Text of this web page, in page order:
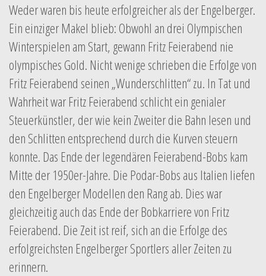
Weder waren bis heute erfolgreicher als der Engelberger.
Ein einziger Makel blieb: Obwohl an drei Olympischen
Winterspielen am Start, gewann Fritz Feierabend nie
olympisches Gold. Nicht wenige schrieben die Erfolge von
Fritz Feierabend seinen „Wunderschlitten“ zu. In Tat und
Wahrheit war Fritz Feierabend schlicht ein genialer
Steuerkünstler, der wie kein Zweiter die Bahn lesen und
den Schlitten entsprechend durch die Kurven steuern
konnte. Das Ende der legendären Feierabend-Bobs kam
Mitte der 1950er-Jahre. Die Podar-Bobs aus Italien liefen
den Engelberger Modellen den Rang ab. Dies war
gleichzeitig auch das Ende der Bobkarriere von Fritz
Feierabend. Die Zeit ist reif, sich an die Erfolge des
erfolgreichsten Engelberger Sportlers aller Zeiten zu
erinnern.